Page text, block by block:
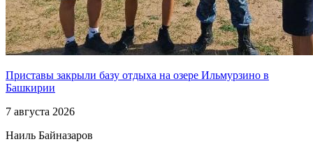
Приставы закрыли базу отдыха на озере Ильмурзино в
Башкирии
7 августа 2026
Наиль Байназаров